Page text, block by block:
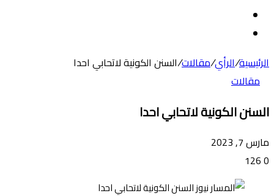
المظلم
الرئيسية/الرأي/مقالات/السنن الكونية لاتحابي احدا
مقالات
السنن الكونية لاتحابي احدا
مارس 7, 2023
0